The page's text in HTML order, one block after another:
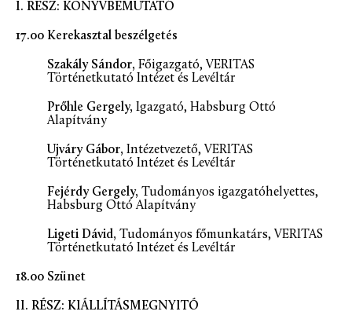
I. RÉSZ: KÖNYVBEMUTATÓ
17.00 Kerekasztal beszélgetés
Szakály Sándor, Főigazgató, VERITAS
Történetkutató Intézet és Levéltár
Prőhle Gergely, Igazgató, Habsburg Ottó
Alapítvány
Ujváry Gábor, Intézetvezető, VERITAS
Történetkutató Intézet és Levéltár
Fejérdy Gergely, Tudományos igazgatóhelyettes,
Habsburg Ottó Alapítvány
Ligeti Dávid, Tudományos főmunkatárs, VERITAS
Történetkutató Intézet és Levéltár
18.00 Szünet
II. RÉSZ: KIÁLLÍTÁSMEGNYITÓ